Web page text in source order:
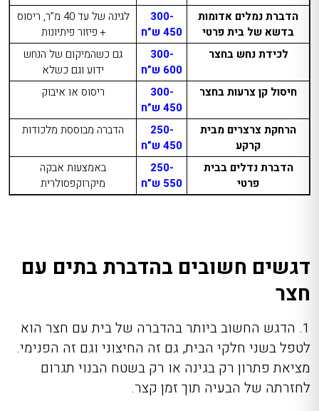
הדברת נמלים אדומות
בדשא של בית פרטי
300-
450 ש”ח
לגינה של עד 40 מ”ר, ריסוס
+ פיזור פיתיונות
לכידת נחש בחצר
300-
600 ש”ח
גם כשהמיקום של הנחש
ידוע וגם כשלא
חיסול קן צרעות בחצר
300-
450 ש”ח
ריסוס או איבוק
הרחקת צרצרים מבית
קרקע
250-
450 ש”ח
הדברה מבוססת מלכודות
הדברת נדלים בבית
פרטי
250-
550 ש”ח
באמצעות אבקה
מיקרוקפסולרית
דגשים חשובים בהדברת בתים עם
חצר
1. הדגש החשוב ביותר בהדברה של בית עם חצר הוא
לטפל בשני חלקי הבית, גם זה החיצוני וגם זה הפנימי.
מציאת פתרון רק בגינה או רק בשטח הבנוי תגרום
לחזרתה של הבעיה תוך זמן קצר.